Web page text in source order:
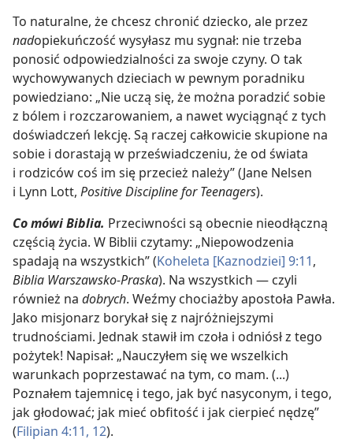
To naturalne, że chcesz chronić dziecko, ale przez
nadopiekuńczość wysyłasz mu sygnał: nie trzeba
ponosić odpowiedzialności za swoje czyny. O tak
wychowywanych dzieciach w pewnym poradniku
powiedziano: „Nie uczą się, że można poradzić sobie
z bólem i rozczarowaniem, a nawet wyciągnąć z tych
doświadczeń lekcję. Są raczej całkowicie skupione na
sobie i dorastają w przeświadczeniu, że od świata
i rodziców coś im się przecież należy” (Jane Nelsen
i Lynn Lott, Positive Discipline for Teenagers).
Co mówi Biblia. Przeciwności są obecnie nieodłączną
częścią życia. W Biblii czytamy: „Niepowodzenia
spadają na wszystkich” (Koheleta [Kaznodziei] 9:11,
Biblia Warszawsko-Praska). Na wszystkich — czyli
również na dobrych. Weźmy chociażby apostoła Pawła.
Jako misjonarz borykał się z najróżniejszymi
trudnościami. Jednak stawił im czoła i odniósł z tego
pożytek! Napisał: „Nauczyłem się we wszelkich
warunkach poprzestawać na tym, co mam. (...)
Poznałem tajemnicę i tego, jak być nasyconym, i tego,
jak głodować; jak mieć obfitość i jak cierpieć nędzę”
(Filipian 4:11, 12).